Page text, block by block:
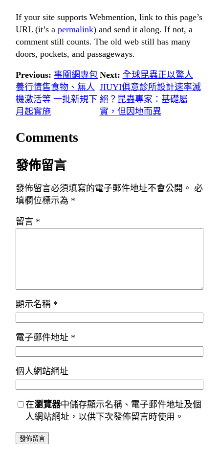
If your site supports Webmention, link to this page’s
URL (it’s a permalink) and send it along. If not, a
comment still counts. The old web still has many
doors, pockets, and passageways.
Previous: 事關網專包
養行情售食物、無人
機激活等 一批新規下
月起實施
Next: 全球昆蟲正以驚人
JIUYI俱意診所設計速率滅
絕？昆蟲專家：基礎屬
實，但因地而異
Comments
發佈留言
發佈留言必須填寫的電子郵件地址不會公開。 必
填欄位標示為 *
留言 *
顯示名稱 *
電子郵件地址 *
個人網站網址
在瀏覽器中儲存顯示名稱、電子郵件地址及個
人網站網址，以供下次發佈留言時使用。